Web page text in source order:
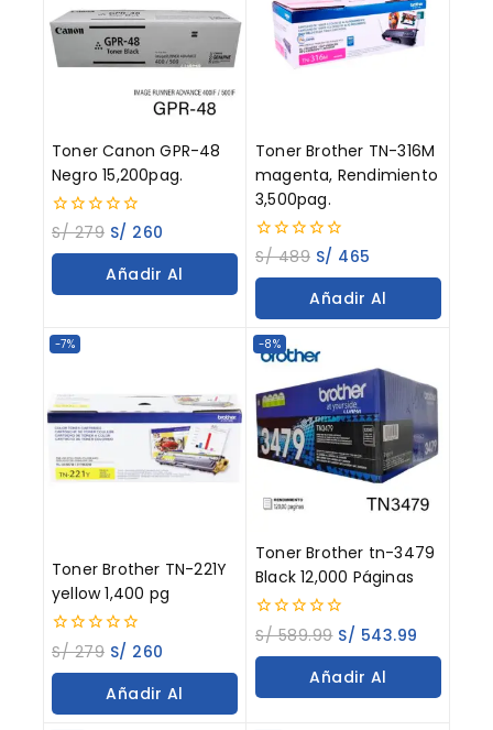
Toner Canon GPR-48
Negro 15,200pag.
0
out
of
S/279 S/ 260
Añadir Al
Toner Brother TN-316M
magenta, Rendimiento
3,500pag.
0
out
of
S/489 S/ 465
Añadir Al
-7%
Toner Brother TN-221Y
yellow 1,400 pg
0
out
of
S/279 S/ 260
Añadir Al
-8%
Toner Brother tn-3479
Black 12,000 Páginas
0
out
of
S/589.99 S/ 543.99
Añadir Al